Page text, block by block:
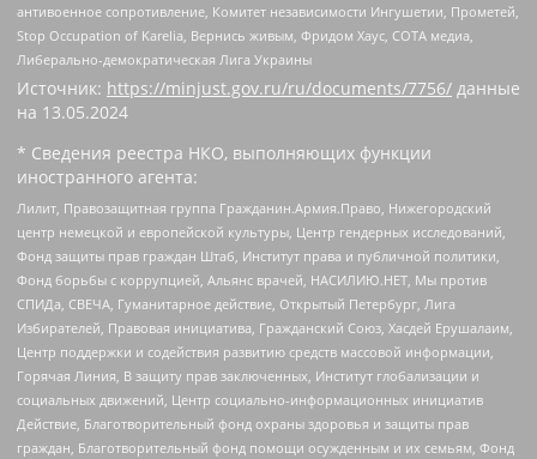
антивоенное сопротивление, Комитет независимости Ингушетии, Прометей,
Stop Occupation of Karelia, Вернись живым, Фридом Хаус, СОТА медиа,
Либерально-демократическая Лига Украины
Источник: https://minjust.gov.ru/ru/documents/7756/ данные
на 13.05.2024
* Сведения реестра НКО, выполняющих функции
иностранного агента:
Лилит, Правозащитная группа Гражданин.Армия.Право, Нижегородский
центр немецкой и европейской культуры, Центр гендерных исследований,
Фонд защиты прав граждан Штаб, Институт права и публичной политики,
Фонд борьбы с коррупцией, Альянс врачей, НАСИЛИЮ.НЕТ, Мы против
СПИДа, СВЕЧА, Гуманитарное действие, Открытый Петербург, Лига
Избирателей, Правовая инициатива, Гражданский Союз, Хасдей Ерушалаим,
Центр поддержки и содействия развитию средств массовой информации,
Горячая Линия, В защиту прав заключенных, Институт глобализации и
социальных движений, Центр социально-информационных инициатив
Действие, Благотворительный фонд охраны здоровья и защиты прав
граждан, Благотворительный фонд помощи осужденным и их семьям, Фонд